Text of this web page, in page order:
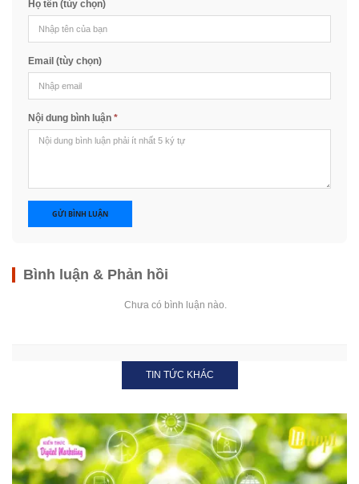
Họ tên (tùy chọn)
Email (tùy chọn)
Nội dung bình luận *
GỬI BÌNH LUẬN
Bình luận & Phản hồi
Chưa có bình luận nào.
TIN TỨC KHÁC